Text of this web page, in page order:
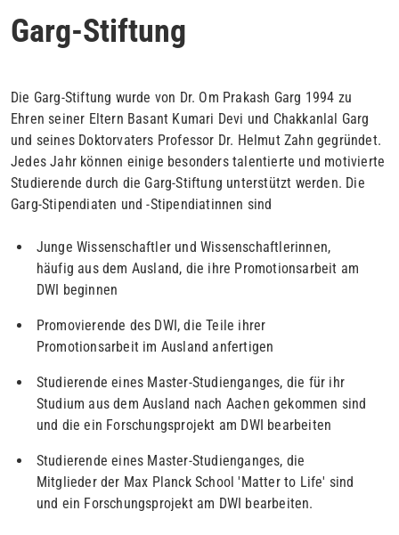
Garg-Stiftung
Die Garg-Stiftung wurde von Dr. Om Prakash Garg 1994 zu
Ehren seiner Eltern Basant Kumari Devi und Chakkanlal Garg
und seines Doktorvaters Professor Dr. Helmut Zahn gegründet.
Jedes Jahr können einige besonders talentierte und motivierte
Studierende durch die Garg-Stiftung unterstützt werden. Die
Garg-Stipendiaten und -Stipendiatinnen sind
Junge Wissenschaftler und Wissenschaftlerinnen,
häufig aus dem Ausland, die ihre Promotionsarbeit am
DWI beginnen
Promovierende des DWI, die Teile ihrer
Promotionsarbeit im Ausland anfertigen
Studierende eines Master-Studienganges, die für ihr
Studium aus dem Ausland nach Aachen gekommen sind
und die ein Forschungsprojekt am DWI bearbeiten
Studierende eines Master-Studienganges, die
Mitglieder der Max Planck School 'Matter to Life' sind
und ein Forschungsprojekt am DWI bearbeiten.